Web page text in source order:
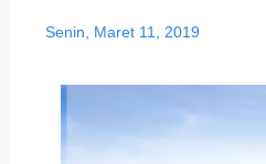
Senin, Maret 11, 2019